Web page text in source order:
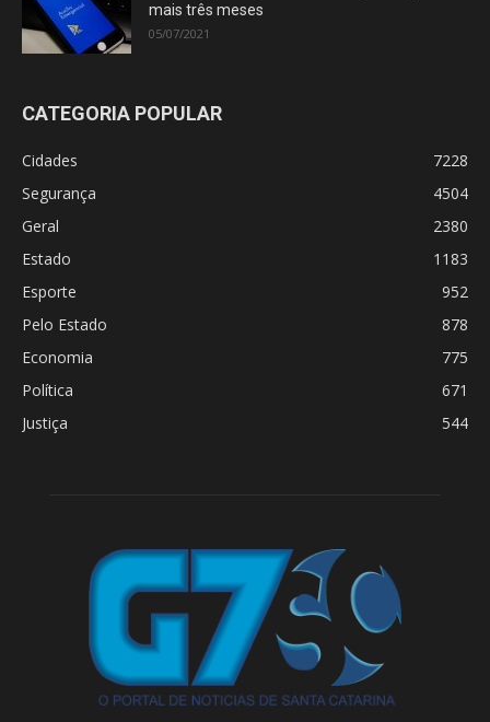
mais três meses
05/07/2021
CATEGORIA POPULAR
Cidades
7228
Segurança
4504
Geral
2380
Estado
1183
Esporte
952
Pelo Estado
878
Economia
775
Política
671
Justiça
544